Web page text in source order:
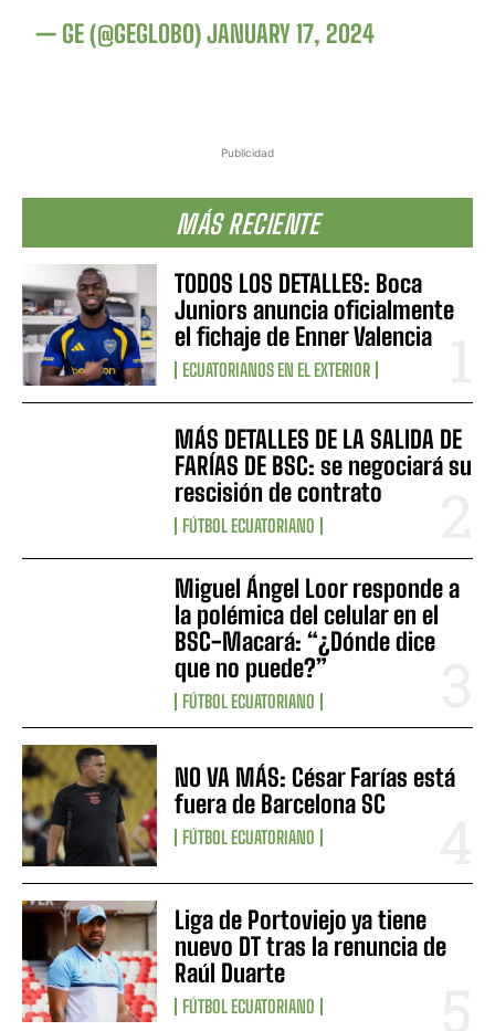
Publicidad
MÁS RECIENTE
TODOS LOS DETALLES: Boca
Juniors anuncia oficialmente
el fichaje de Enner Valencia
ECUATORIANOS EN EL EXTERIOR
MÁS DETALLES DE LA SALIDA DE
FARÍAS DE BSC: se negociará su
rescisión de contrato
FÚTBOL ECUATORIANO
Miguel Ángel Loor responde a
la polémica del celular en el
BSC-Macará: “¿Dónde dice
que no puede?”
FÚTBOL ECUATORIANO
NO VA MÁS: César Farías está
fuera de Barcelona SC
FÚTBOL ECUATORIANO
Liga de Portoviejo ya tiene
nuevo DT tras la renuncia de
Raúl Duarte
FÚTBOL ECUATORIANO
— GE (@GEGLOBO)JANUARY 17, 2024